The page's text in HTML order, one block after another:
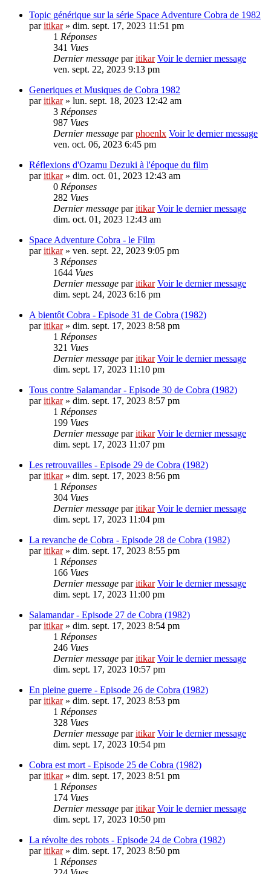
Topic générique sur la série Space Adventure Cobra de 1982
paritikar» dim. sept. 17, 2023 11:51 pm
1 Réponses
341 Vues
Dernier message paritikar Voir le dernier message
ven. sept. 22, 2023 9:13 pm
Generiques et Musiques de Cobra 1982
paritikar» lun. sept. 18, 2023 12:42 am
3 Réponses
987 Vues
Dernier message parphoenlx Voir le dernier message
ven. oct. 06, 2023 6:45 pm
Réflexions d'Ozamu Dezuki à l'époque du film
paritikar» dim. oct. 01, 2023 12:43 am
0 Réponses
282 Vues
Dernier message paritikar Voir le dernier message
dim. oct. 01, 2023 12:43 am
Space Adventure Cobra - le Film
paritikar» ven. sept. 22, 2023 9:05 pm
3 Réponses
1644 Vues
Dernier message paritikar Voir le dernier message
dim. sept. 24, 2023 6:16 pm
A bientôt Cobra - Episode 31 de Cobra (1982)
paritikar» dim. sept. 17, 2023 8:58 pm
1 Réponses
321 Vues
Dernier message paritikar Voir le dernier message
dim. sept. 17, 2023 11:10 pm
Tous contre Salamandar - Episode 30 de Cobra (1982)
paritikar» dim. sept. 17, 2023 8:57 pm
1 Réponses
199 Vues
Dernier message paritikar Voir le dernier message
dim. sept. 17, 2023 11:07 pm
Les retrouvailles - Episode 29 de Cobra (1982)
paritikar» dim. sept. 17, 2023 8:56 pm
1 Réponses
304 Vues
Dernier message paritikar Voir le dernier message
dim. sept. 17, 2023 11:04 pm
La revanche de Cobra - Episode 28 de Cobra (1982)
paritikar» dim. sept. 17, 2023 8:55 pm
1 Réponses
166 Vues
Dernier message paritikar Voir le dernier message
dim. sept. 17, 2023 11:00 pm
Salamandar - Episode 27 de Cobra (1982)
paritikar» dim. sept. 17, 2023 8:54 pm
1 Réponses
246 Vues
Dernier message paritikar Voir le dernier message
dim. sept. 17, 2023 10:57 pm
En pleine guerre - Episode 26 de Cobra (1982)
paritikar» dim. sept. 17, 2023 8:53 pm
1 Réponses
328 Vues
Dernier message paritikar Voir le dernier message
dim. sept. 17, 2023 10:54 pm
Cobra est mort - Episode 25 de Cobra (1982)
paritikar» dim. sept. 17, 2023 8:51 pm
1 Réponses
174 Vues
Dernier message paritikar Voir le dernier message
dim. sept. 17, 2023 10:50 pm
La révolte des robots - Episode 24 de Cobra (1982)
paritikar» dim. sept. 17, 2023 8:50 pm
1 Réponses